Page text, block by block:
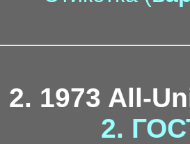
2. 1973 All-
2.